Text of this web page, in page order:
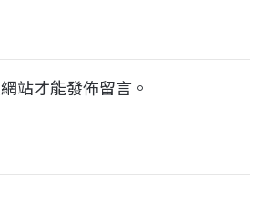
網站才能發佈留言。